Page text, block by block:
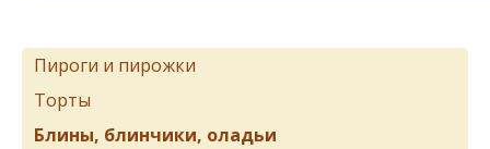
Пироги и пирожки
Торты
Блины, блинчики, оладьи